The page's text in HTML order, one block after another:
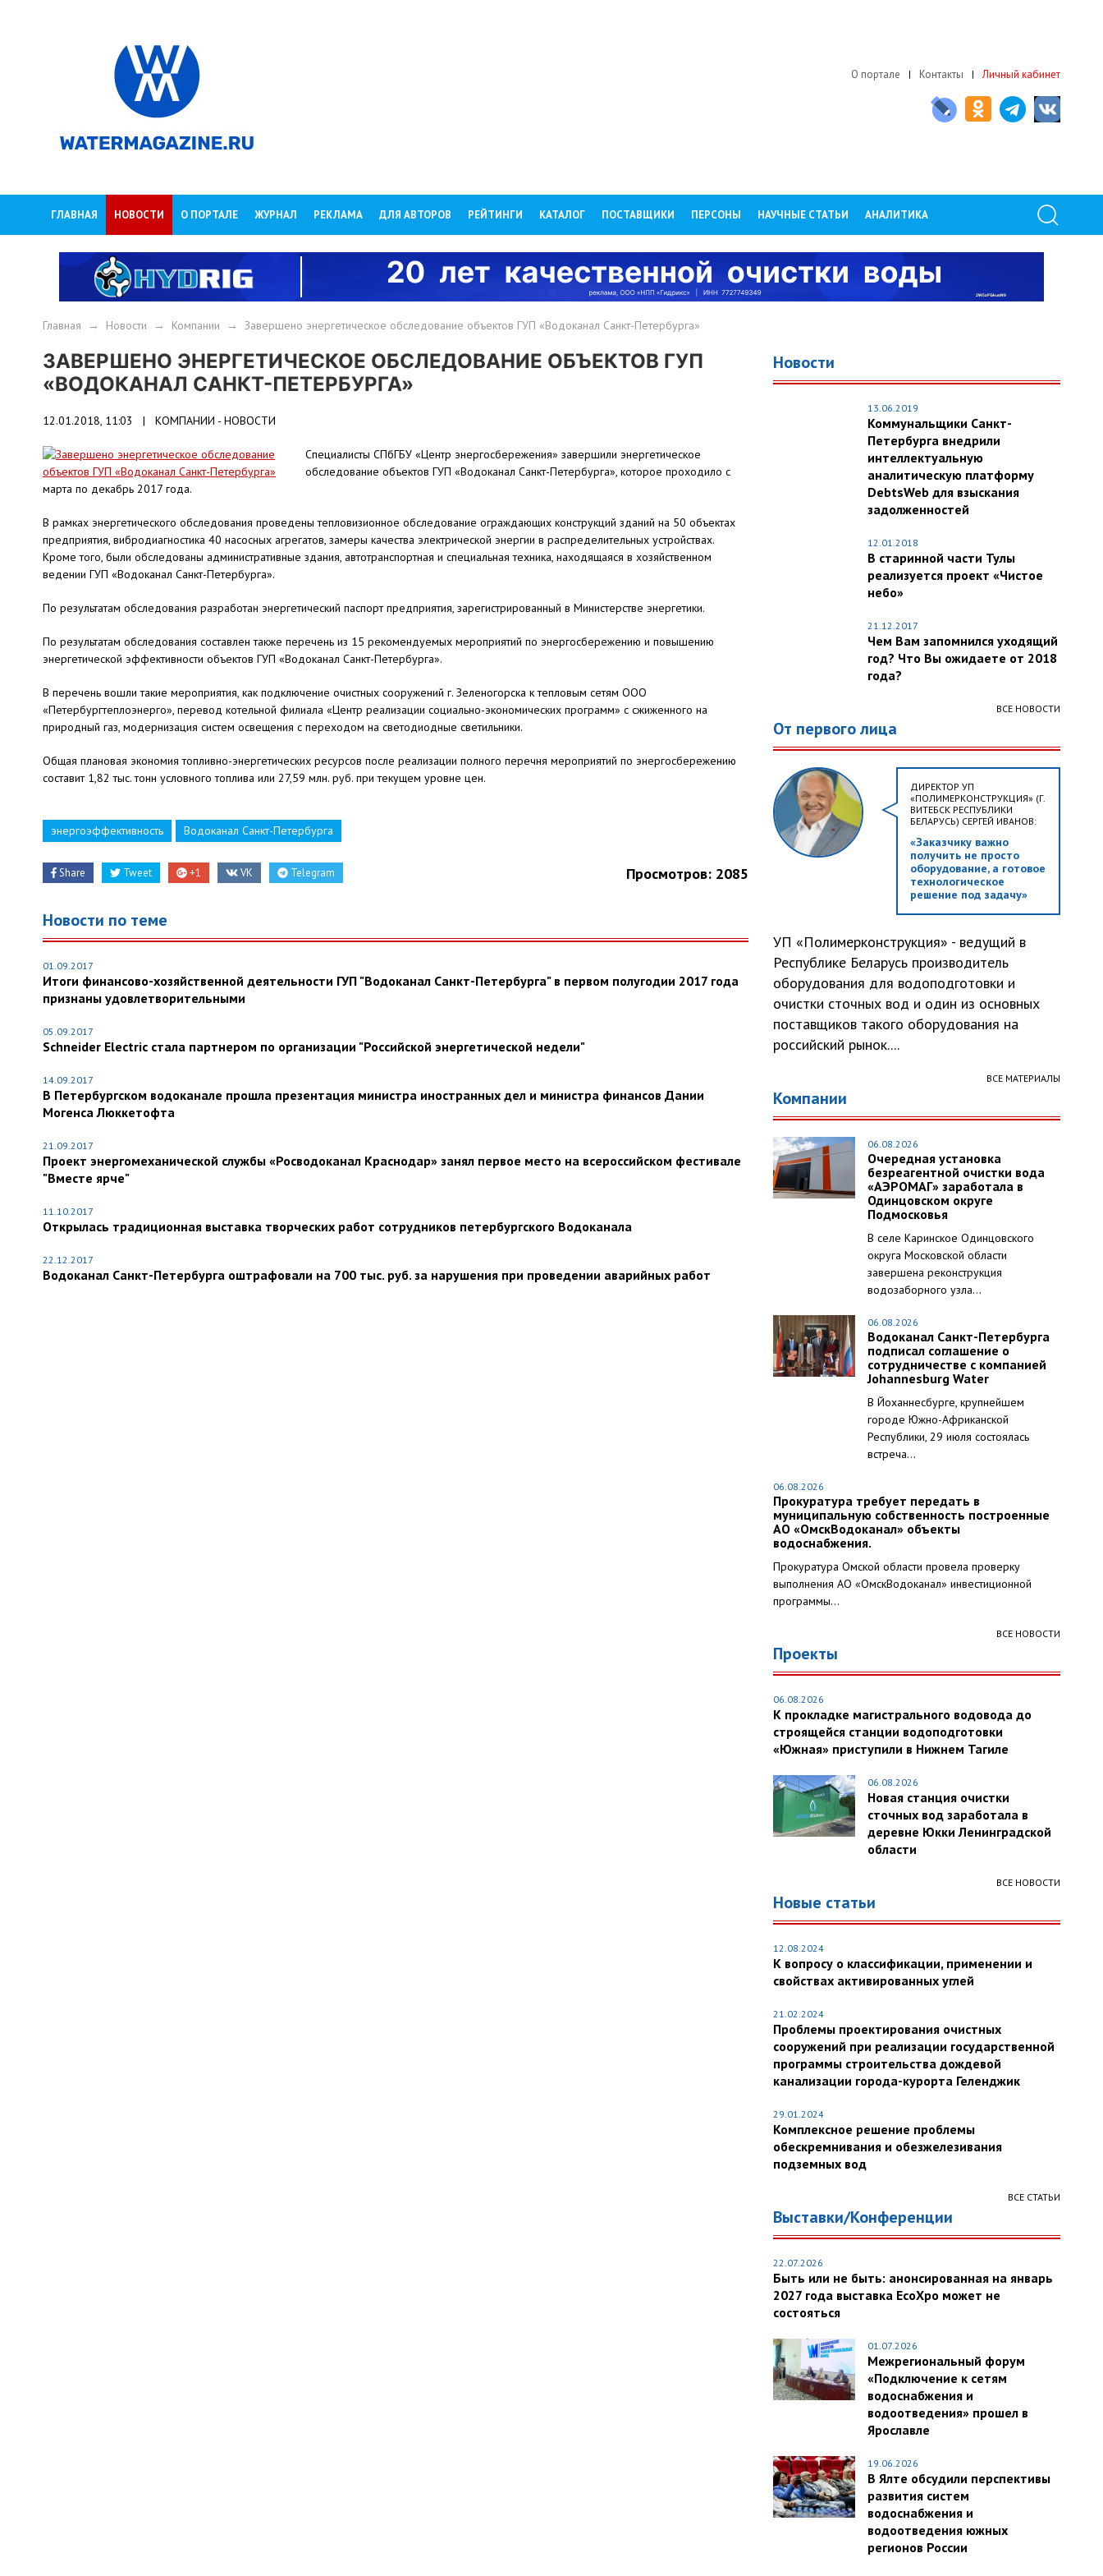
О портале Контакты Личный кабинет
ГЛАВНАЯ НОВОСТИ О ПОРТАЛЕ ЖУРНАЛ РЕКЛАМА ДЛЯ АВТОРОВ РЕЙТИНГИ КАТАЛОГ ПОСТАВЩИКИ ПЕРСОНЫ НАУЧНЫЕ СТАТЬИ АНАЛИТИКА
Главная → Новости → Компании → Завершено энергетическое обследование объектов ГУП «Водоканал Санкт-Петербурга»
ЗАВЕРШЕНО ЭНЕРГЕТИЧЕСКОЕ ОБСЛЕДОВАНИЕ ОБЪЕКТОВ ГУП
«ВОДОКАНАЛ САНКТ-ПЕТЕРБУРГА»
12.01.2018, 11:03 | КОМПАНИИ - НОВОСТИ
Специалисты СПбГБУ «Центр энергосбережения» завершили энергетическое
обследование объектов ГУП «Водоканал Санкт-Петербурга», которое проходило с
марта по декабрь 2017 года.
В рамках энергетического обследования проведены тепловизионное обследование ограждающих конструкций зданий на 50 объектах
предприятия, вибродиагностика 40 насосных агрегатов, замеры качества электрической энергии в распределительных устройствах.
Кроме того, были обследованы административные здания, автотранспортная и специальная техника, находящаяся в хозяйственном
ведении ГУП «Водоканал Санкт-Петербурга».
По результатам обследования разработан энергетический паспорт предприятия, зарегистрированный в Министерстве энергетики.
По результатам обследования составлен также перечень из 15 рекомендуемых мероприятий по энергосбережению и повышению
энергетической эффективности объектов ГУП «Водоканал Санкт-Петербурга».
В перечень вошли такие мероприятия, как подключение очистных сооружений г. Зеленогорска к тепловым сетям ООО
«Петербургтеплоэнерго», перевод котельной филиала «Центр реализации социально-экономических программ» с сжиженного на
природный газ, модернизация систем освещения с переходом на светодиодные светильники.
Общая плановая экономия топливно-энергетических ресурсов после реализации полного перечня мероприятий по энергосбережению
составит 1,82 тыс. тонн условного топлива или 27,59 млн. руб. при текущем уровне цен.
энергоэффективность Водоканал Санкт-Петербурга
Share Tweet +1 VK Telegram Просмотров: 2085
Новости по теме
01.09.2017
Итоги финансово-хозяйственной деятельности ГУП "Водоканал Санкт-Петербурга" в первом полугодии 2017 года
признаны удовлетворительными
05.09.2017
Schneider Electric стала партнером по организации "Российской энергетической недели"
14.09.2017
В Петербургском водоканале прошла презентация министра иностранных дел и министра финансов Дании
Могенса Люккетофта
21.09.2017
Проект энергомеханической службы «Росводоканал Краснодар» занял первое место на всероссийском фестивале
"Вместе ярче"
11.10.2017
Открылась традиционная выставка творческих работ сотрудников петербургского Водоканала
22.12.2017
Водоканал Санкт-Петербурга оштрафовали на 700 тыс. руб. за нарушения при проведении аварийных работ
Новости
13.06.2019
Коммунальщики Санкт-
Петербурга внедрили
интеллектуальную
аналитическую платформу
DebtsWeb для взыскания
задолженностей
12.01.2018
В старинной части Тулы
реализуется проект «Чистое
небо»
21.12.2017
Чем Вам запомнился уходящий
год? Что Вы ожидаете от 2018
года?
ВСЕ НОВОСТИ
От первого лица
ДИРЕКТОР УП
«ПОЛИМЕРКОНСТРУКЦИЯ» (Г.
ВИТЕБСК РЕСПУБЛИКИ
БЕЛАРУСЬ) СЕРГЕЙ ИВАНОВ:
«Заказчику важно
получить не просто
оборудование, а готовое
технологическое
решение под задачу»
УП «Полимерконструкция» - ведущий в
Республике Беларусь производитель
оборудования для водоподготовки и
очистки сточных вод и один из основных
поставщиков такого оборудования на
российский рынок....
ВСЕ МАТЕРИАЛЫ
Компании
06.08.2026
Очередная установка
безреагентной очистки вода
«АЭРОМАГ» заработала в
Одинцовском округе
Подмосковья
В селе Каринское Одинцовского
округа Московской области
завершена реконструкция
водозаборного узла...
06.08.2026
Водоканал Санкт-Петербурга
подписал соглашение о
сотрудничестве с компанией
Johannesburg Water
В Йоханнесбурге, крупнейшем
городе Южно-Африканской
Республики, 29 июля состоялась
встреча...
06.08.2026
Прокуратура требует передать в
муниципальную собственность построенные
АО «ОмскВодоканал» объекты
водоснабжения.
Прокуратура Омской области провела проверку
выполнения АО «ОмскВодоканал» инвестиционной
программы...
ВСЕ НОВОСТИ
Проекты
06.08.2026
К прокладке магистрального водовода до
строящейся станции водоподготовки
«Южная» приступили в Нижнем Тагиле
06.08.2026
Новая станция очистки
сточных вод заработала в
деревне Юкки Ленинградской
области
ВСЕ НОВОСТИ
Новые статьи
12.08.2024
К вопросу о классификации, применении и
свойствах активированных углей
21.02.2024
Проблемы проектирования очистных
сооружений при реализации государственной
программы строительства дождевой
канализации города-курорта Геленджик
29.01.2024
Комплексное решение проблемы
обескремнивания и обезжелезивания
подземных вод
ВСЕ СТАТЬИ
Выставки/Конференции
22.07.2026
Быть или не быть: анонсированная на январь
2027 года выставка EcoXpo может не
состояться
01.07.2026
Межрегиональный форум
«Подключение к сетям
водоснабжения и
водоотведения» прошел в
Ярославле
19.06.2026
В Ялте обсудили перспективы
развития систем
водоснабжения и
водоотведения южных
регионов России